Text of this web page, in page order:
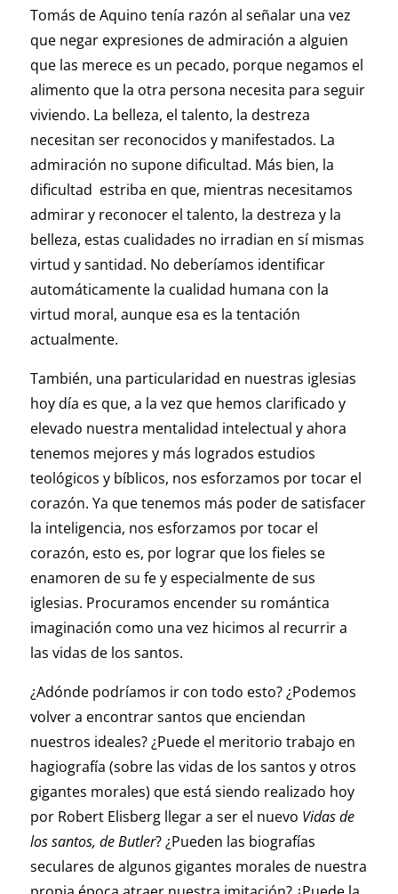
Tomás de Aquino tenía razón al señalar una vez
que negar expresiones de admiración a alguien
que las merece es un pecado, porque negamos el
alimento que la otra persona necesita para seguir
viviendo. La belleza, el talento, la destreza
necesitan ser reconocidos y manifestados. La
admiración no supone dificultad. Más bien, la
dificultad estriba en que, mientras necesitamos
admirar y reconocer el talento, la destreza y la
belleza, estas cualidades no irradian en sí mismas
virtud y santidad. No deberíamos identificar
automáticamente la cualidad humana con la
virtud moral, aunque esa es la tentación
actualmente.
También, una particularidad en nuestras iglesias
hoy día es que, a la vez que hemos clarificado y
elevado nuestra mentalidad intelectual y ahora
tenemos mejores y más logrados estudios
teológicos y bíblicos, nos esforzamos por tocar el
corazón. Ya que tenemos más poder de satisfacer
la inteligencia, nos esforzamos por tocar el
corazón, esto es, por lograr que los fieles se
enamoren de su fe y especialmente de sus
iglesias. Procuramos encender su romántica
imaginación como una vez hicimos al recurrir a
las vidas de los santos.
¿Adónde podríamos ir con todo esto? ¿Podemos
volver a encontrar santos que enciendan
nuestros ideales? ¿Puede el meritorio trabajo en
hagiografía (sobre las vidas de los santos y otros
gigantes morales) que está siendo realizado hoy
por Robert Elisberg llegar a ser el nuevo Vidas de
los santos, de Butler? ¿Pueden las biografías
seculares de algunos gigantes morales de nuestra